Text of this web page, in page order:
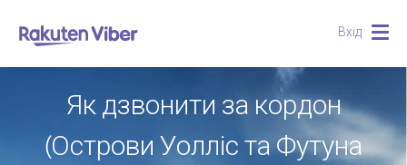
Вхід
Як дзвонити за кордон
(Острови Уолліс та Футуна